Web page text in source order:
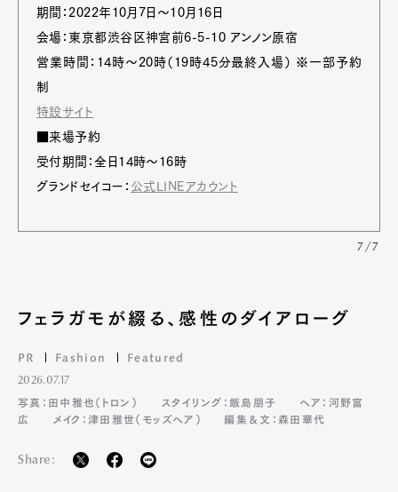
Pen international
期間：2022年10月7日〜10月16日
会場：東京都渋谷区神宮前6-5-10 アンノン原宿
営業時間：14時〜20時（19時45分最終入場） ※一部予約
制
特設サイト
■来場予約
受付期間：全日14時〜16時
グランドセイコー： 公式LINEアカウント
7/7
フェラガモが綴る、感性のダイアローグ
PR Fashion Featured
2026.07.17
写真：田中雅也（トロン）
スタイリング：飯島朋子
ヘア：河野富
広
メイク：津田雅世（モッズヘア） 編集＆文：森田華代
Share: